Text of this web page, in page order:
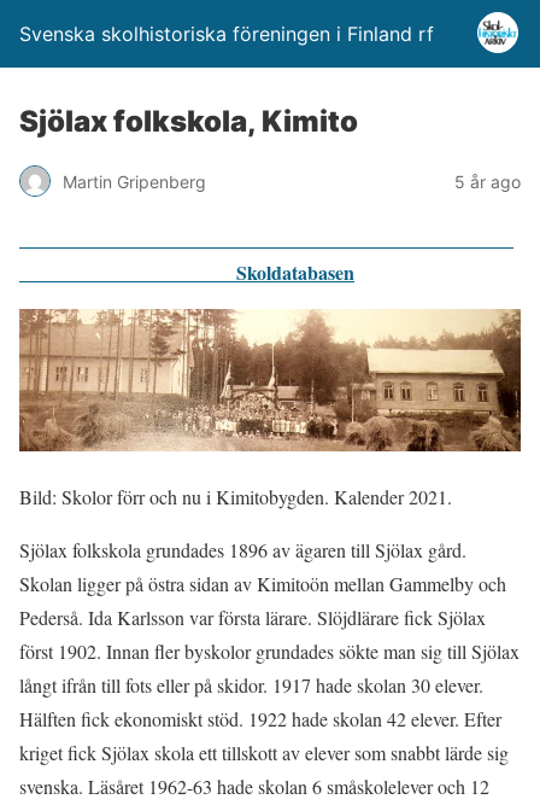
Svenska skolhistoriska föreningen i Finland rf
Sjölax folkskola, Kimito
Martin Gripenberg 5 år ago
Skoldatabasen
Bild: Skolor förr och nu i Kimitobygden. Kalender 2021.
Sjölax folkskola grundades 1896 av ägaren till Sjölax gård.
Skolan ligger på östra sidan av Kimitoön mellan Gammelby och
Pederså. Ida Karlsson var första lärare. Slöjdlärare fick Sjölax
först 1902. Innan fler byskolor grundades sökte man sig till Sjölax
långt ifrån till fots eller på skidor. 1917 hade skolan 30 elever.
Hälften fick ekonomiskt stöd. 1922 hade skolan 42 elever. Efter
kriget fick Sjölax skola ett tillskott av elever som snabbt lärde sig
svenska. Läsåret 1962-63 hade skolan 6 småskolelever och 12